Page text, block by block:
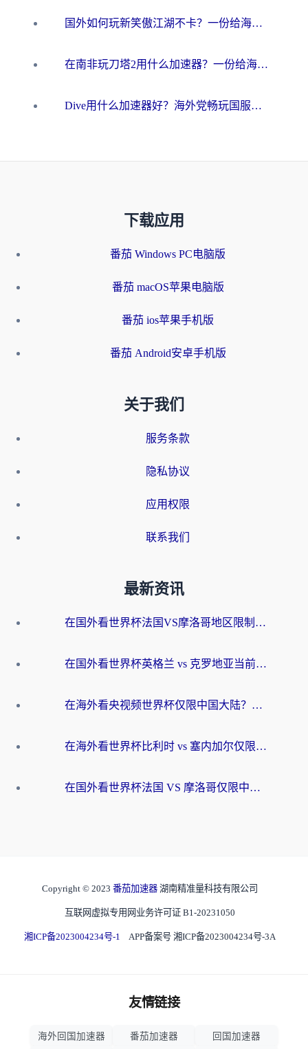
国外如何玩新笑傲江湖不卡？一份给海外游子的终极网络指南
在南非玩刀塔2用什么加速器？一份给海外游子的终极生存指南
Dive用什么加速器好？海外党畅玩国服游戏的终极避坑指南
下载应用
番茄 Windows PC电脑版
番茄 macOS苹果电脑版
番茄 ios苹果手机版
番茄 Android安卓手机版
关于我们
服务条款
隐私协议
应用权限
联系我们
最新资讯
在国外看世界杯法国VS摩洛哥地区限制？这篇指南让你流畅看中文解说无压力
在国外看世界杯英格兰 vs 克罗地亚当前地区不可播放？这篇指南帮你搞定所有海外观赛难题
在海外看央视频世界杯仅限中国大陆？这篇指南帮你解锁中文解说+无卡顿直播
在海外看世界杯比利时 vs 塞内加尔仅限中国大陆？我找到了最流畅的中文解说之路
在国外看世界杯法国 VS 摩洛哥仅限中国大陆？海外党这样看中文解说赛事不卡顿
Copyright © 2023 番茄加速器 湖南精准量科技有限公司
互联网虚拟专用网业务许可证 B1-20231050
湘ICP备2023004234号-1 APP备案号 湘ICP备2023004234号-3A
友情链接
海外回国加速器 番茄加速器 回国加速器